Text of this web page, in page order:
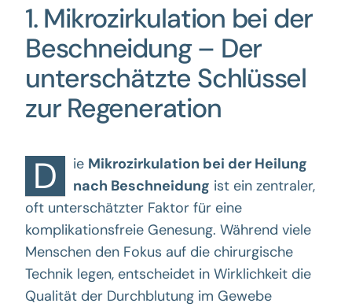
1. Mikrozirkulation bei der
Beschneidung – Der
unterschätzte Schlüssel
zur Regeneration
D ie Mikrozirkulation bei der Heilung
nach Beschneidung ist ein zentraler,
oft unterschätzter Faktor für eine
komplikationsfreie Genesung. Während viele
Menschen den Fokus auf die chirurgische
Technik legen, entscheidet in Wirklichkeit die
Qualität der Durchblutung im Gewebe